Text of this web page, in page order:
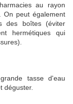
au rayon
On peut également
des boîtes (éviter
hermétiques qui
tasse d'eau
déguster.